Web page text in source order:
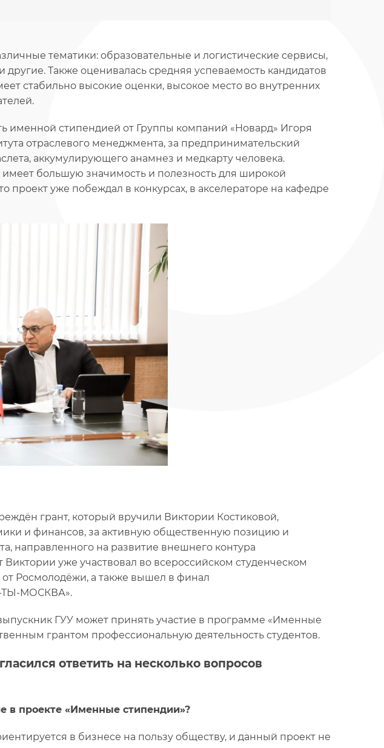
тематики: образовательные и логистические сервисы,
Также оценивалась средняя успеваемость кандидатов
стабильно высокие оценки, высокое место во внутренних
именной стипендией от Группы компаний «Новард» Игоря
отраслевого менеджмента, за предпринимательский
аккумулирующего анамнез и медкарту человека.
большую значимость и полезность для широкой
проект уже побеждал в конкурсах, в акселераторе на кафедре
грант, который вручили Виктории Костиковой,
и финансов, за активную общественную позицию и
направленного на развитие внешнего контура
уже участвовал во всероссийском студенческом
от Росмолодёжи, а также вышел в финал
ТЫ-МОСКВА».
ГУУ может принять участие в программе «Именные
грантом профессиональную деятельность студентов.
ответить на несколько вопросов
в проекте «Именные стипендии»?
в бизнесе на пользу обществу, и данный проект не